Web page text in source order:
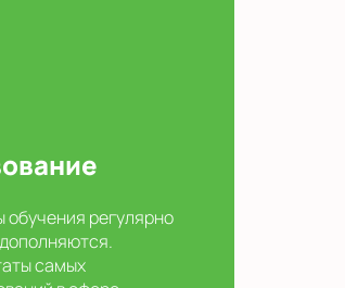
регулярно
самых